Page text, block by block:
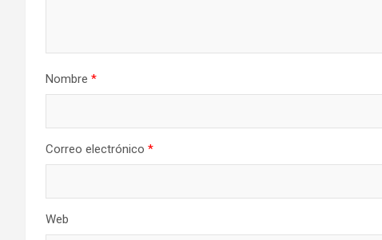
Nombre *
Correo electrónico *
Web